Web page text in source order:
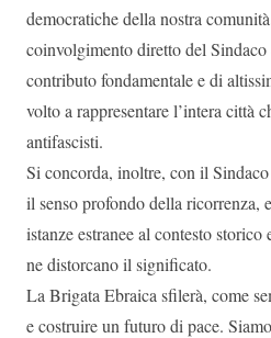
democratiche della nostra
coinvolgimento diretto del Sindaco
contributo fondamentale e di
volto a rappresentare l’intera città
antifascisti.
Si concorda, inoltre, con il
il senso profondo della ricorrenza,
istanze estranee al contesto
ne distorcano il significato.
La Brigata Ebraica sfilerà, come
e costruire un futuro di pace.